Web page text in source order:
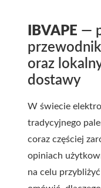
IBVAPE —
oraz
dostawy
W świecie
tradycyjnego
coraz częściej
opiniach
na celu